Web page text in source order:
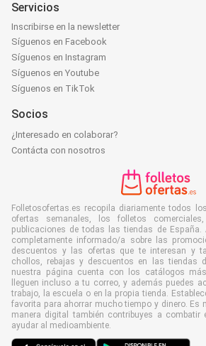
Servicios
Inscribirse en la newsletter
Síguenos en Facebook
Síguenos en Instagram
Síguenos en Youtube
Síguenos en TikTok
Socios
¿Interesado en colaborar?
Contácta con nosotros
Folletosofertas.es recopila diariamente todos
ofertas semanales, los folletos
publicaciones de todas las tiendas de España.
completamente informado/a sobre las
descuentos y las ofertas que te interesan y
chollos, rebajas y descuentos en las tiendas
nuestra página cuenta con los catálogos
lleguen incluso a tu correo, y además puedes
trabajo, la escuela o en la propia tienda.
favorita para ahorrar mucho tiempo y dinero. Es
manera digital también contribuyes a combatir
ayudar al medioambiente.